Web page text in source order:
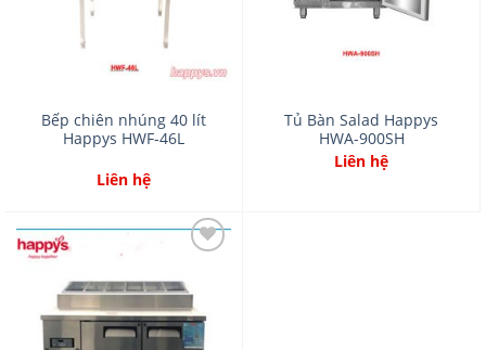
Bếp chiên nhúng 40 lít
Happys HWF-46L
Liên hệ
Tủ Bàn Salad Happys
HWA-900SH
Liên hệ
to
wishlist